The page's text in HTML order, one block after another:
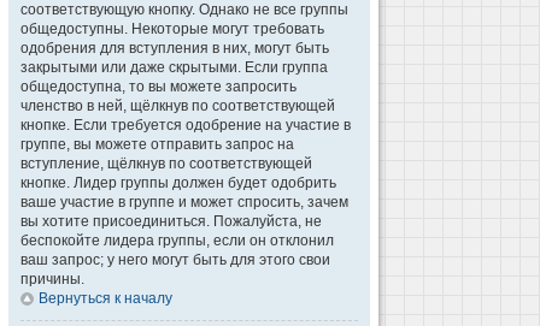
соответствующую кнопку. Однако не все группы
общедоступны. Некоторые могут требовать
одобрения для вступления в них, могут быть
закрытыми или даже скрытыми. Если группа
общедоступна, то вы можете запросить
членство в ней, щёлкнув по соответствующей
кнопке. Если требуется одобрение на участие в
группе, вы можете отправить запрос на
вступление, щёлкнув по соответствующей
кнопке. Лидер группы должен будет одобрить
ваше участие в группе и может спросить, зачем
вы хотите присоединиться. Пожалуйста, не
беспокойте лидера группы, если он отклонил
ваш запрос; у него могут быть для этого свои
причины.
Вернуться к началу